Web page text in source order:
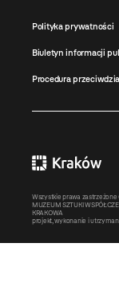
Polityka prywatności
Biuletyn informacji
Procedura
Wszystkie prawa
MUZEUM SZTUKI
KRAKOWA
projekt, wykonanie i